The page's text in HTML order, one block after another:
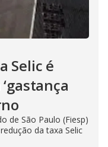
Selic é
de São Paulo (Fiesp)
da taxa Selic